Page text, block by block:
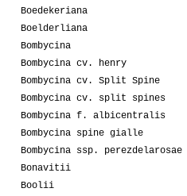
Boedekeriana
Boelderliana
Bombycina
Bombycina cv. henry
Bombycina cv. Split Spine
Bombycina cv. split spines
Bombycina f. albicentralis
Bombycina spine gialle
Bombycina ssp. perezdelarosae
Bonavitii
Boolii